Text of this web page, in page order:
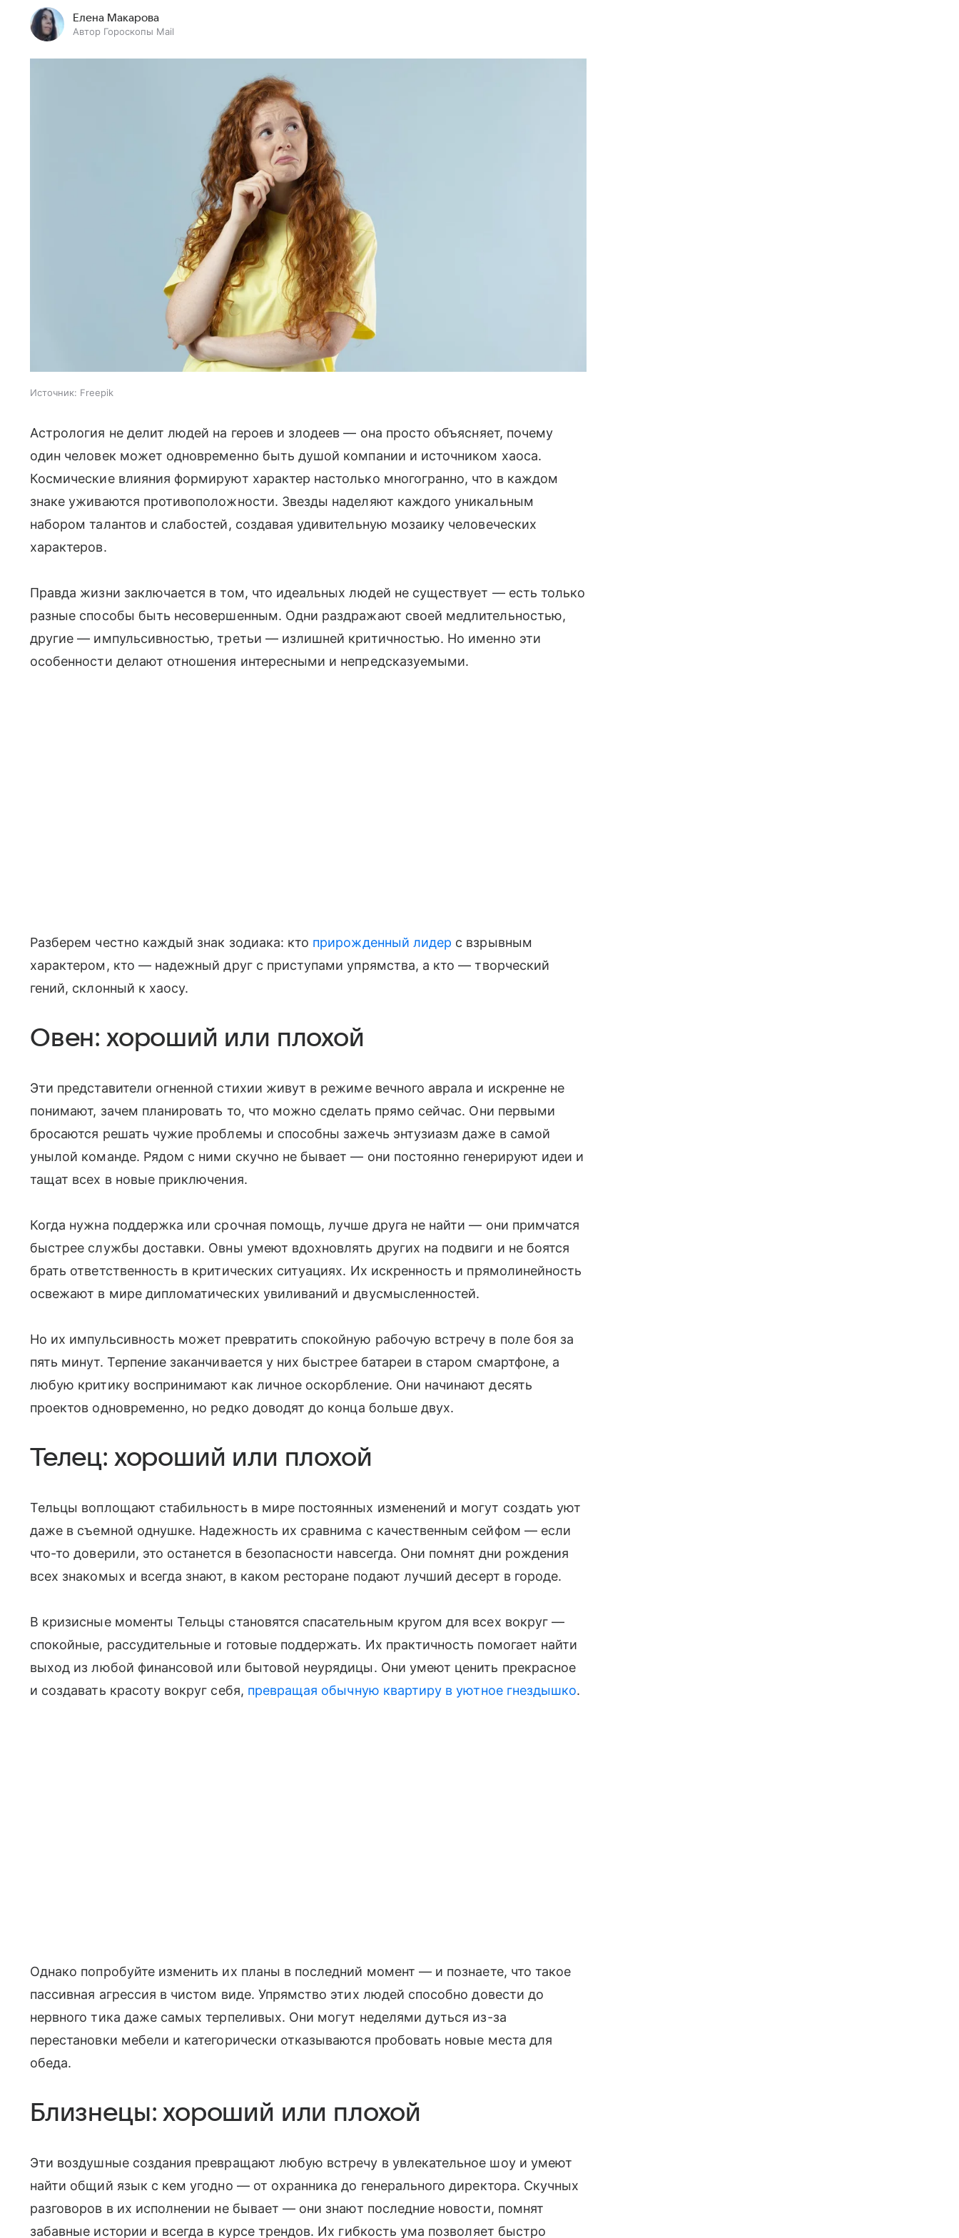
Елена Макарова
Автор Гороскопы Mail
Источник: Freepik
Астрология не делит людей на героев и злодеев — она просто объясняет, почему
один человек может одновременно быть душой компании и источником хаоса.
Космические влияния формируют характер настолько многогранно, что в каждом
знаке уживаются противоположности. Звезды наделяют каждого уникальным
набором талантов и слабостей, создавая удивительную мозаику человеческих
характеров.
Правда жизни заключается в том, что идеальных людей не существует — есть только
разные способы быть несовершенным. Одни раздражают своей медлительностью,
другие — импульсивностью, третьи — излишней критичностью. Но именно эти
особенности делают отношения интересными и непредсказуемыми.
Разберем честно каждый знак зодиака: кто прирожденный лидер с взрывным
характером, кто — надежный друг с приступами упрямства, а кто — творческий
гений, склонный к хаосу.
Овен: хороший или плохой
Эти представители огненной стихии живут в режиме вечного аврала и искренне не
понимают, зачем планировать то, что можно сделать прямо сейчас. Они первыми
бросаются решать чужие проблемы и способны зажечь энтузиазм даже в самой
унылой команде. Рядом с ними скучно не бывает — они постоянно генерируют идеи и
тащат всех в новые приключения.
Когда нужна поддержка или срочная помощь, лучше друга не найти — они примчатся
быстрее службы доставки. Овны умеют вдохновлять других на подвиги и не боятся
брать ответственность в критических ситуациях. Их искренность и прямолинейность
освежают в мире дипломатических увиливаний и двусмысленностей.
Но их импульсивность может превратить спокойную рабочую встречу в поле боя за
пять минут. Терпение заканчивается у них быстрее батареи в старом смартфоне, а
любую критику воспринимают как личное оскорбление. Они начинают десять
проектов одновременно, но редко доводят до конца больше двух.
Телец: хороший или плохой
Тельцы воплощают стабильность в мире постоянных изменений и могут создать уют
даже в съемной однушке. Надежность их сравнима с качественным сейфом — если
что-то доверили, это останется в безопасности навсегда. Они помнят дни рождения
всех знакомых и всегда знают, в каком ресторане подают лучший десерт в городе.
В кризисные моменты Тельцы становятся спасательным кругом для всех вокруг —
спокойные, рассудительные и готовые поддержать. Их практичность помогает найти
выход из любой финансовой или бытовой неурядицы. Они умеют ценить прекрасное
и создавать красоту вокруг себя, превращая обычную квартиру в уютное гнездышко.
Однако попробуйте изменить их планы в последний момент — и познаете, что такое
пассивная агрессия в чистом виде. Упрямство этих людей способно довести до
нервного тика даже самых терпеливых. Они могут неделями дуться из-за
перестановки мебели и категорически отказываются пробовать новые места для
обеда.
Близнецы: хороший или плохой
Эти воздушные создания превращают любую встречу в увлекательное шоу и умеют
найти общий язык с кем угодно — от охранника до генерального директора. Скучных
разговоров в их исполнении не бывает — они знают последние новости, помнят
забавные истории и всегда в курсе трендов. Их гибкость ума позволяет быстро